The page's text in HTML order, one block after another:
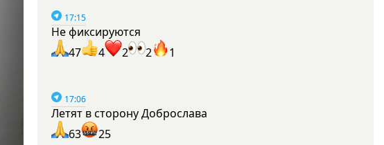
17:15
Не фиксируются
47
4 2 2 1
17:06
Летят в сторону Доброслава
63
25